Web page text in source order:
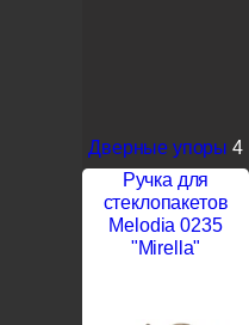
Дверные упоры 4
Ручка для
стеклопакетов
Melodia 0235
"Mirella"